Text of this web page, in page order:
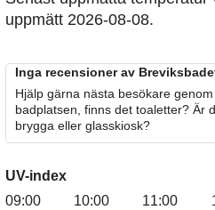
uppmätt 2026-08-08.
Inga recensioner av
Hjälp gärna nästa besökare
badplatsen, finns det toaletter? Är
brygga eller glasskiosk?
UV-index
09:00
10:00
11:00